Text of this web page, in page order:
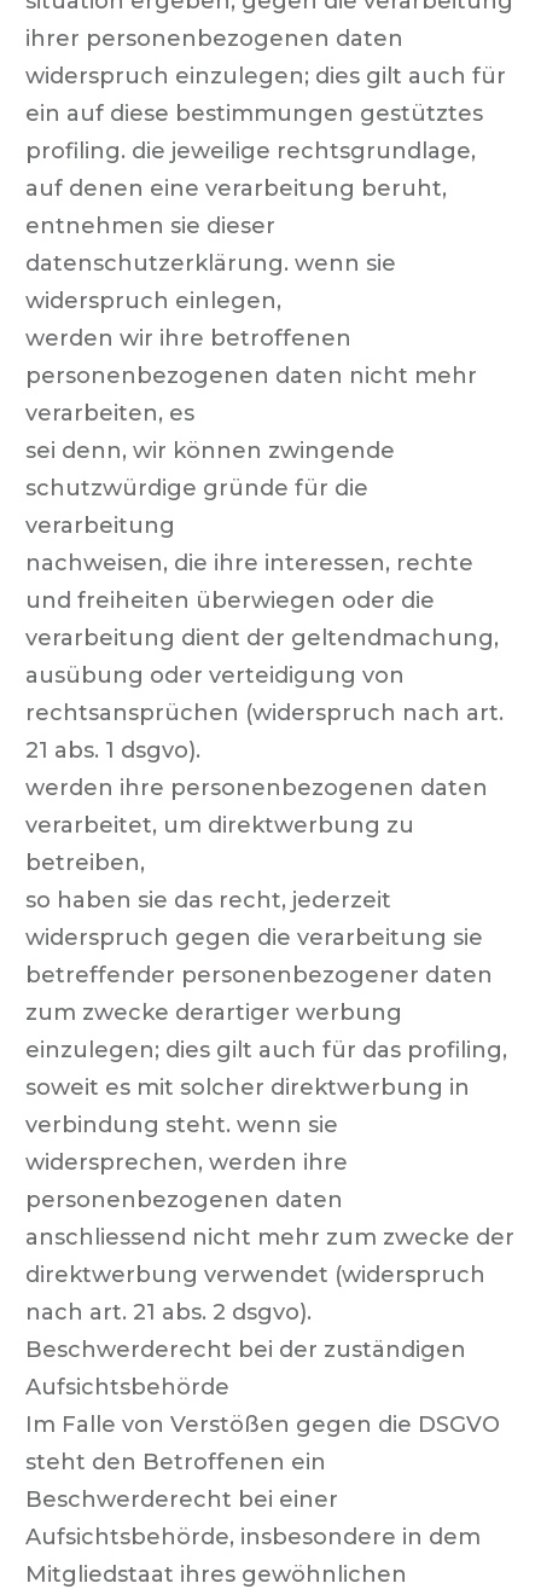
ihrer personenbezogenen daten
widerspruch einzulegen; dies gilt auch für
ein auf diese bestimmungen gestütztes
profiling. die jeweilige rechtsgrundlage,
auf denen eine verarbeitung beruht,
entnehmen sie dieser
datenschutzerklärung. wenn sie
widerspruch einlegen,
werden wir ihre betroffenen
personenbezogenen daten nicht mehr
verarbeiten, es
sei denn, wir können zwingende
schutzwürdige gründe für die
verarbeitung
nachweisen, die ihre interessen, rechte
und freiheiten überwiegen oder die
verarbeitung dient der geltendmachung,
ausübung oder verteidigung von
rechtsansprüchen (widerspruch nach art.
21 abs. 1 dsgvo).
werden ihre personenbezogenen daten
verarbeitet, um direktwerbung zu
betreiben,
so haben sie das recht, jederzeit
widerspruch gegen die verarbeitung sie
betreffender personenbezogener daten
zum zwecke derartiger werbung
einzulegen; dies gilt auch für das profiling,
soweit es mit solcher direktwerbung in
verbindung steht. wenn sie
widersprechen, werden ihre
personenbezogenen daten
anschliessend nicht mehr zum zwecke der
direktwerbung verwendet (widerspruch
nach art. 21 abs. 2 dsgvo).
Beschwerderecht bei der zuständigen
Aufsichtsbehörde
Im Falle von Verstößen gegen die DSGVO
steht den Betroffenen ein
Beschwerderecht bei einer
Aufsichtsbehörde, insbesondere in dem
Mitgliedstaat ihres gewöhnlichen